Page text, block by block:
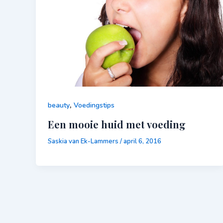
beauty, Voedingstips
Een mooie huid met voeding
Saskia van Ek-Lammers /april 6, 2016